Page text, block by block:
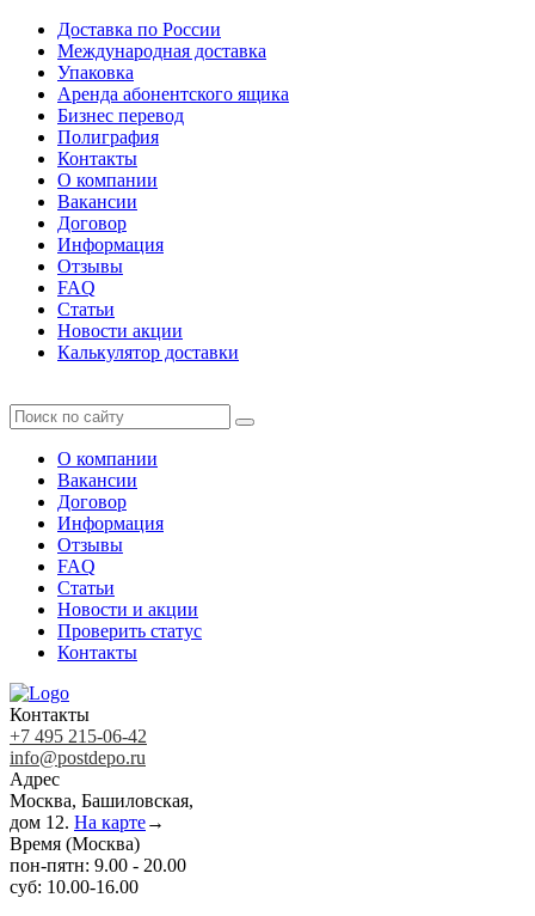
Доставка по России
Международная доставка
Упаковка
Аренда абонентского ящика
Бизнес перевод
Полиграфия
Контакты
О компании
Вакансии
Договор
Информация
Отзывы
FAQ
Статьи
Новости акции
Калькулятор доставки
О компании
Вакансии
Договор
Информация
Отзывы
FAQ
Статьи
Новости и акции
Проверить статус
Контакты
Контакты
+7 495 215-06-42
info@postdepo.ru
Адрес
Москва, Башиловская,
дом 12. На карте→
Время (Москва)
пон-пятн: 9.00 - 20.00
суб: 10.00-16.00